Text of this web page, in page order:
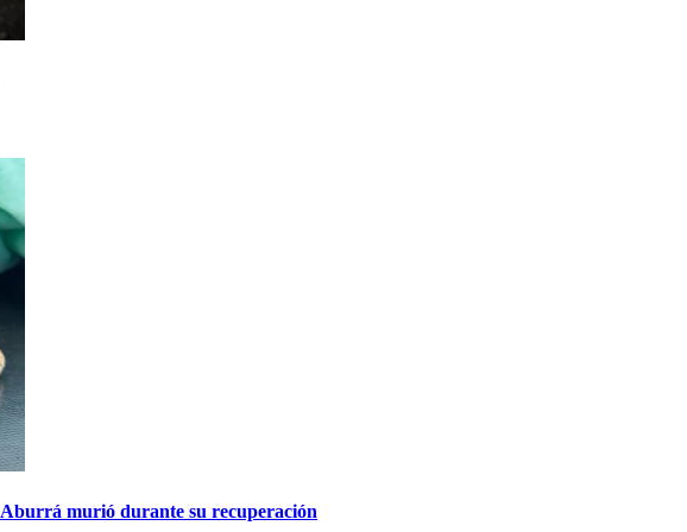
murió durante su recuperación